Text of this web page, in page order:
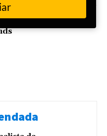
de espionaje masivo a